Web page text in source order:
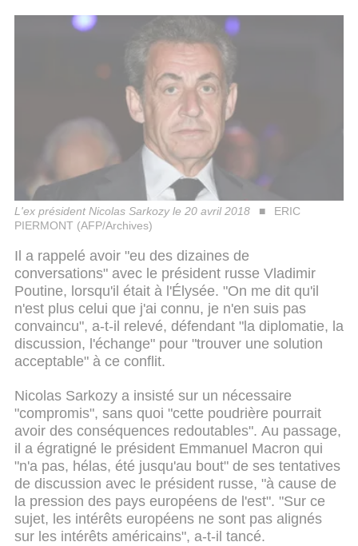
L'ex président Nicolas Sarkozy le 20 avril 2018
ERIC
PIERMONT (AFP/Archives)
Il a rappelé avoir "eu des dizaines de
conversations" avec le président russe Vladimir
Poutine, lorsqu'il était à l'Élysée. "On me dit qu'il
n'est plus celui que j'ai connu, je n'en suis pas
convaincu", a-t-il relevé, défendant "la diplomatie, la
discussion, l'échange" pour "trouver une solution
acceptable" à ce conflit.
Nicolas Sarkozy a insisté sur un nécessaire
"compromis", sans quoi "cette poudrière pourrait
avoir des conséquences redoutables". Au passage,
il a égratigné le président Emmanuel Macron qui
"n'a pas, hélas, été jusqu'au bout" de ses tentatives
de discussion avec le président russe, "à cause de
la pression des pays européens de l'est". "Sur ce
sujet, les intérêts européens ne sont pas alignés
sur les intérêts américains", a-t-il tancé.